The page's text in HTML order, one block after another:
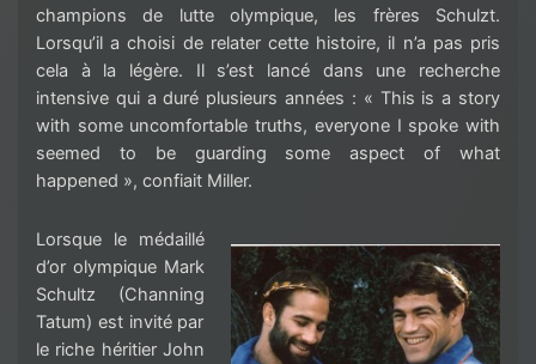
champions de lutte olympique, les frères Schulzt.
Lorsqu’ila choisi de relater cette histoire, il n’a pas pris
cela à la légère. Il s’est lancé dans une recherche
intensive qui a duré plusieurs années : « This is a story
with some uncomfortable truths, everyoneI spoke with
seemed to be guarding some aspect ofwhat
happened », confiait Miller.
Lorsque le médaillé
d’or olympique Mark
Schultz (Channing
Tatum) est invité par
le riche héritier John